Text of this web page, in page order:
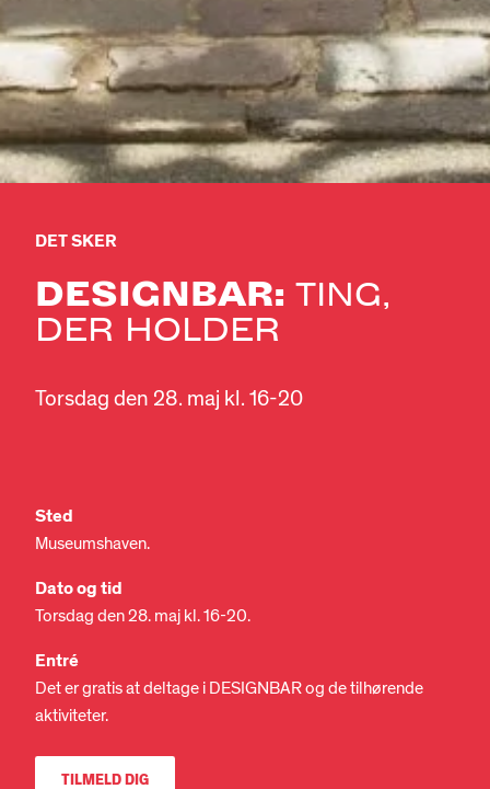
DET SKER
DESIGNBAR: TING,
DER HOLDER
Torsdag den 28. maj kl. 16-20
Sted
Museumshaven.
Dato og tid
Torsdag den 28. maj kl. 16-20.
Entré
Det er gratis at deltage i DESIGNBAR og de tilhørende
aktiviteter.
TILMELD DIG